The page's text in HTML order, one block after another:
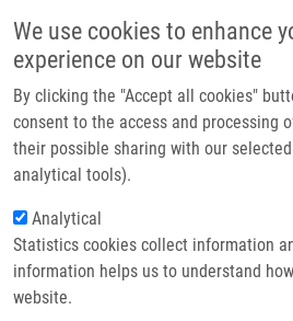
We use cookies to enhance
experience on our website
By clicking the "Accept all cookies"
consent to the access and processing
their possible sharing with our
analytical tools).
Analytical
Statistics cookies collect information
information helps us to understand
website.
Drobečková navigace
Domů
MKK7 And ARF New Players In The DNA
MKK7 and ARF New
DNA damage